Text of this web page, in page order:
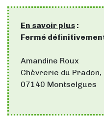
En savoir plus :
Fermé
Amandine Roux
Chèvrerie du Pradon,
07140 Montselgues